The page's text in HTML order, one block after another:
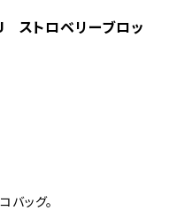
ストロベリーブロッ
バッグ。